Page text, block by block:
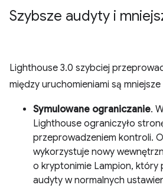
Szybsze audyty i
Lighthouse 3.0 szybciej
między uruchomieniami są
Symulowane ograniczanie.
Lighthouse ograniczyło
przeprowadzeniem kontroli.
wykorzystuje nowy
o kryptonimie Lampion, który
audyty w normalnych